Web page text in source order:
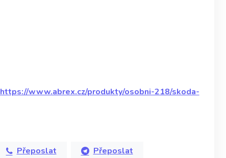
https://www.abrex.cz/produkty/osobni-218/skoda-
Přeposlat Přeposlat